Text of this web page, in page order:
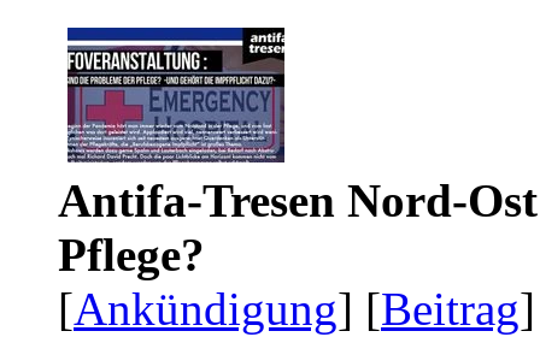
Antifa-Tresen Nord-
Pflege?
[Ankündigung] [Beitrag